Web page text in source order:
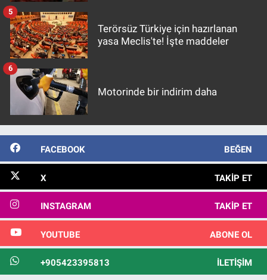
Terörsüz Türkiye için hazırlanan
yasa Meclis'te! İşte maddeler
5
Motorinde bir indirim daha
6
FACEBOOK BEĞEN
X TAKIP ET
INSTAGRAM TAKIP ET
YOUTUBE ABONE OL
+905423395813 İLETIŞIM